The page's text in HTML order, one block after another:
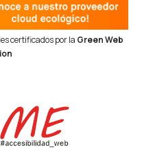
certificados por la Green Web